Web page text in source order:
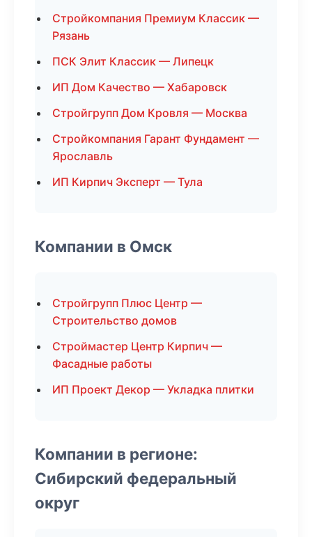
Стройкомпания Премиум Классик —
Рязань
ПСК Элит Классик — Липецк
ИП Дом Качество — Хабаровск
Стройгрупп Дом Кровля — Москва
Стройкомпания Гарант Фундамент —
Ярославль
ИП Кирпич Эксперт — Тула
Компании в Омск
Стройгрупп Плюс Центр —
Строительство домов
Строймастер Центр Кирпич —
Фасадные работы
ИП Проект Декор — Укладка плитки
Компании в регионе:
Сибирский федеральный
округ